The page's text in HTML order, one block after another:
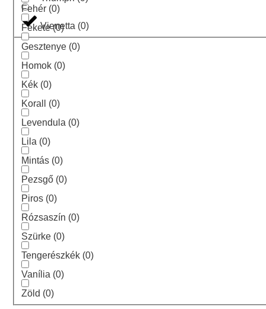
Vienetta (0)
Fehér (0)
Fekete(0)
Gesztenye (0)
Homok (0)
Kék (0)
Korall (0)
Levendula (0)
Lila (0)
Mintás (0)
Pezsgő (0)
Piros (0)
Rózsaszín (0)
Szürke (0)
Tengerészkék (0)
Vanília (0)
Zöld (0)